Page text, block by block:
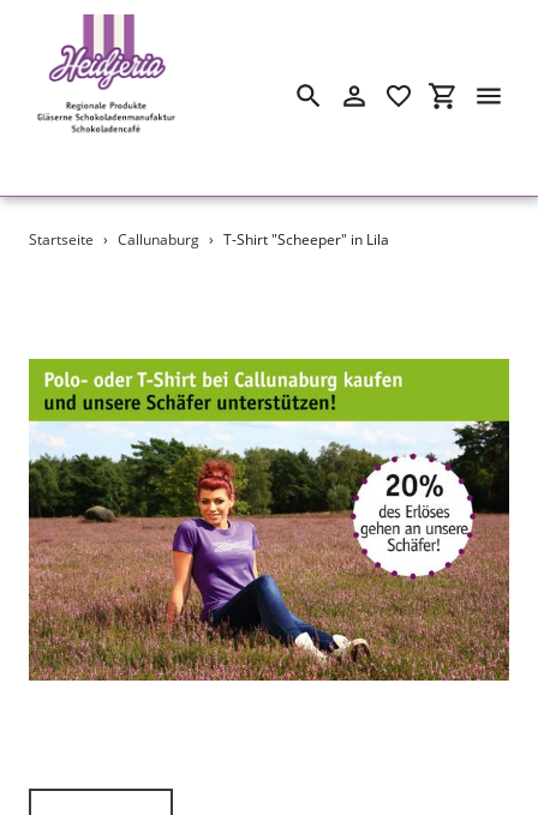
Direkt
SuchenEinloggen
Startseite › Callunaburg › T-Shirt "Scheeper" in Lila